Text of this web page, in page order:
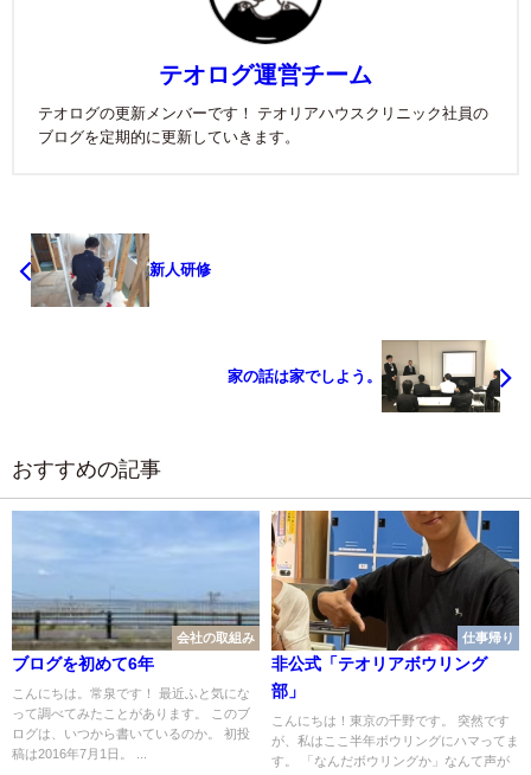
テオログ運営チーム
テオログの更新メンバーです！ テオリアハウスクリニック社員の
ブログを定期的に更新していきます。
新人研修
家の話は家でしよう。
おすすめの記事
会社の取組み
ブログを初めて6年
こんにちは。常泉です！ 最近ふと気にな
って調べてみたことがあります。 このブ
ログは、いつから書いているのか。 初投
稿は2016年7月1日。 ...
仕事帰り
非公式「テオリアボウリング
部」
こんにちは！東京の千野です。 突然です
が、私はここ半年ボウリングにハマってま
す。 「なんだボウリングか」なんて声が